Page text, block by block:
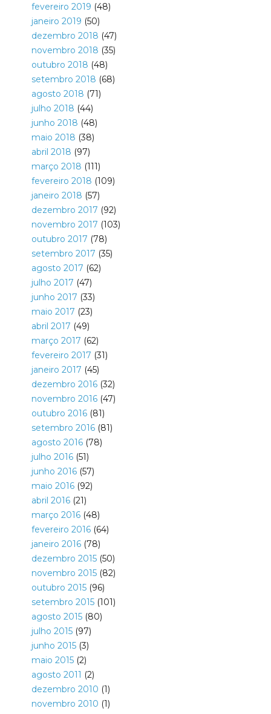
fevereiro 2019 (48)
janeiro 2019 (50)
dezembro 2018 (47)
novembro 2018 (35)
outubro 2018 (48)
setembro 2018 (68)
agosto 2018 (71)
julho 2018 (44)
junho 2018 (48)
maio 2018 (38)
abril 2018 (97)
março 2018 (111)
fevereiro 2018 (109)
janeiro 2018 (57)
dezembro 2017 (92)
novembro 2017 (103)
outubro 2017 (78)
setembro 2017 (35)
agosto 2017 (62)
julho 2017 (47)
junho 2017 (33)
maio 2017 (23)
abril 2017 (49)
março 2017 (62)
fevereiro 2017 (31)
janeiro 2017 (45)
dezembro 2016(32)
novembro 2016(47)
outubro 2016(81)
setembro 2016(81)
agosto 2016(78)
julho 2016(51)
junho 2016(57)
maio 2016(92)
abril 2016(21)
março 2016(48)
fevereiro 2016(64)
janeiro 2016(78)
dezembro 2015(50)
novembro 2015(82)
outubro 2015(96)
setembro 2015(101)
agosto 2015(80)
julho 2015(97)
junho 2015(3)
maio 2015(2)
agosto 2011 (2)
dezembro 2010 (1)
novembro 2010 (1)